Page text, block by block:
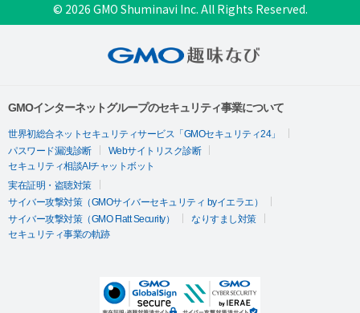
© 2026 GMO Shuminavi Inc. All Rights Reserved.